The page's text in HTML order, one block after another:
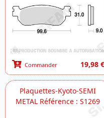
Commander 19,98 €
Plaquettes-Kyoto-SEMI
METAL Référence : S1269